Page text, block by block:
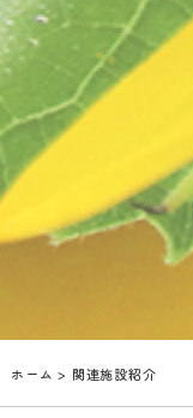
ホーム > 関連施設紹介